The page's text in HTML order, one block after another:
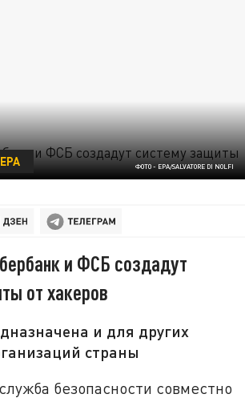
ФОТО - EPA/SALVATORE DI NOLFI
и ФСБ создадут
от хакеров
и для других
страны
безопасности совместно